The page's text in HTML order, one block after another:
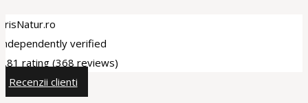
verified
rating (368 reviews)
Recenzii clienti